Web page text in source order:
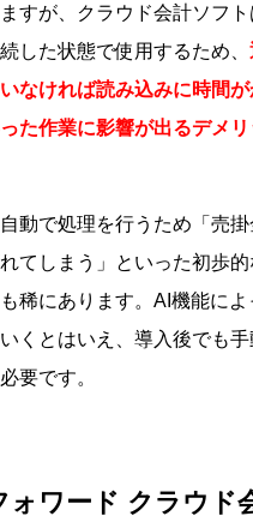
すが、クラウド会計ソフ
続した状態で使用するため、
なければ読み込みに時間
た作業に影響が出るデメ
動で処理を行うため「売
てしまう」といった初歩
稀にあります。AI機能に
くとはいえ、導入後でも
要です。
ォワード クラウド